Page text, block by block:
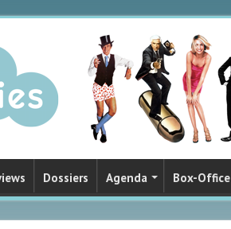
Dossiers Agenda Box-Office